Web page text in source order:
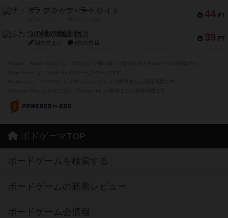
44 PT
ザ・フラッフィー・ライト
39 PT
ふたつの城の物語
紹介文あり 6件の投稿
ボドゲーマTOP
ボードゲームを検索する
ボードゲームの新着レビュー
ボードゲーム会情報